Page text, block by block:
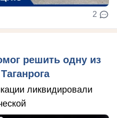
2
решить одну из
ликвидировали